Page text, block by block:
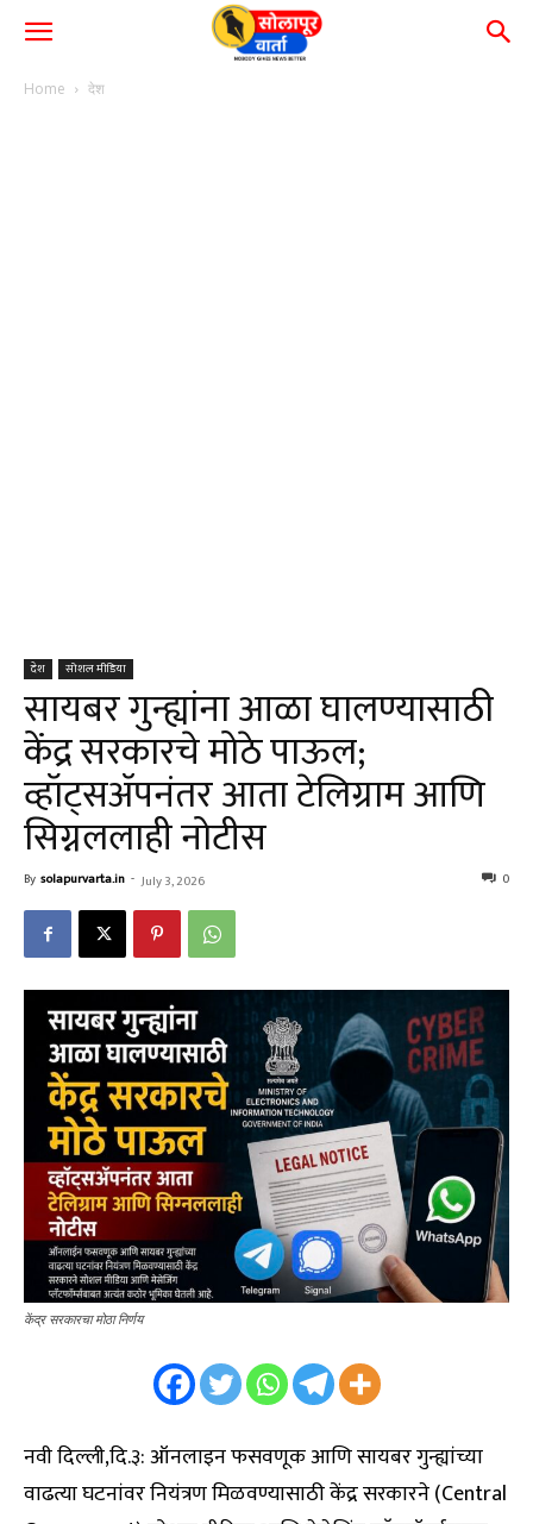
Home देश
देश सोशल मीडिया
सायबर गुन्ह्यांना आळा घालण्यासाठी
केंद्र सरकारचे मोठे पाऊल;
व्हॉट्सॲपनंतर आता टेलिग्राम आणि
सिग्नललाही नोटीस
By solapurvarta.in - July 3, 2026 0
केंद्र सरकारचा मोठा निर्णय
नवी दिल्ली,दि.३: ऑनलाइन फसवणूक आणि सायबर गुन्ह्यांच्या
वाढत्या घटनांवर नियंत्रण मिळवण्यासाठी केंद्र सरकारने (Central